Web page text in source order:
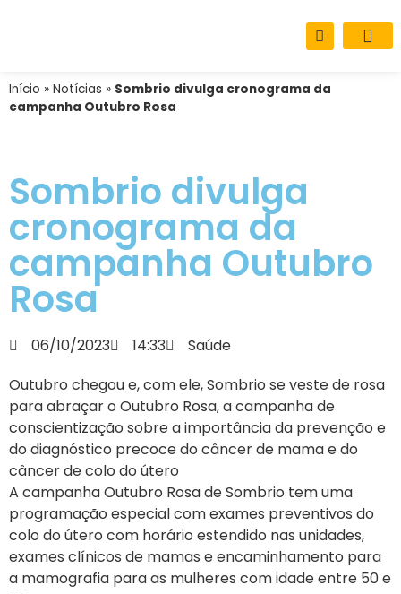
Início » Notícias » Sombrio divulga cronograma da
campanha Outubro Rosa
Sombrio divulga
cronograma da
campanha Outubro
Rosa
06/10/2023 14:33
Saúde
Outubro chegou e, com ele, Sombrio se veste de rosa
para abraçar o Outubro Rosa, a campanha de
conscientização sobre a importância da prevenção e
do diagnóstico precoce do câncer de mama e do
câncer de colo do útero
A campanha Outubro Rosa de Sombrio tem uma
programação especial com exames preventivos do
colo do útero com horário estendido nas unidades,
exames clínicos de mamas e encaminhamento para
a mamografia para as mulheres com idade entre 50 e